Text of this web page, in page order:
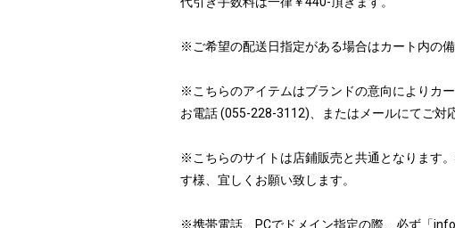
※ご希望の配送日指定がある場合はカート内の
※こちらのアイテムはブランドの意向によりカ
お電話 (055-228-3112)、またはメールにてご対
※こちらのサイトは店鋪販売と共通となります
す様、宜しくお願い致します。